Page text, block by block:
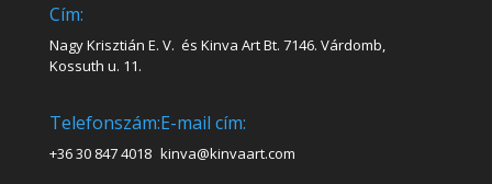
Cím:
Nagy Krisztián E. V. és Kinva Art Bt. 7146. Várdomb,
Kossuth u. 11.
Telefonszám:
+36 30 847 4018
E-mail cím:
kinva@kinvaart.com